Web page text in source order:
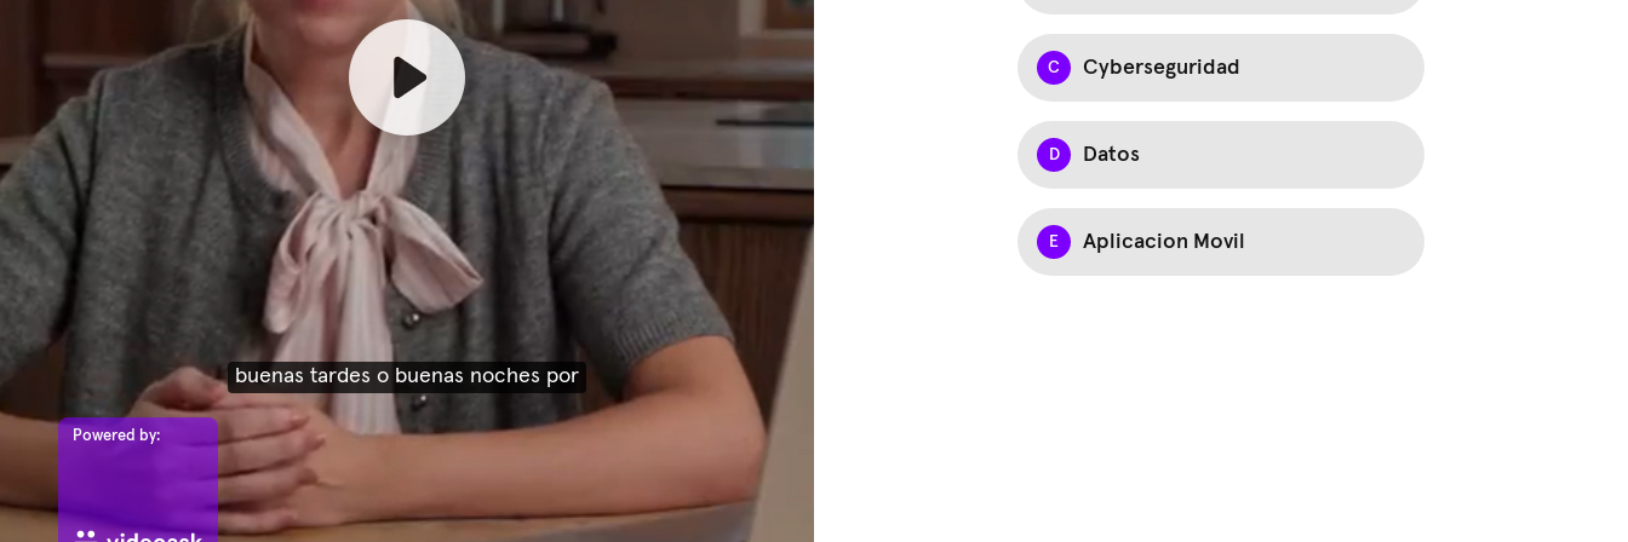
favor elegir el problema podés elegir
Powered by:
C Cyberseguridad
D Datos
E Aplicacion Movil